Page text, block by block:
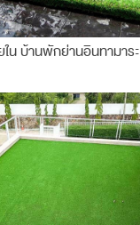
น บ้านพักย่านอินทามาระ